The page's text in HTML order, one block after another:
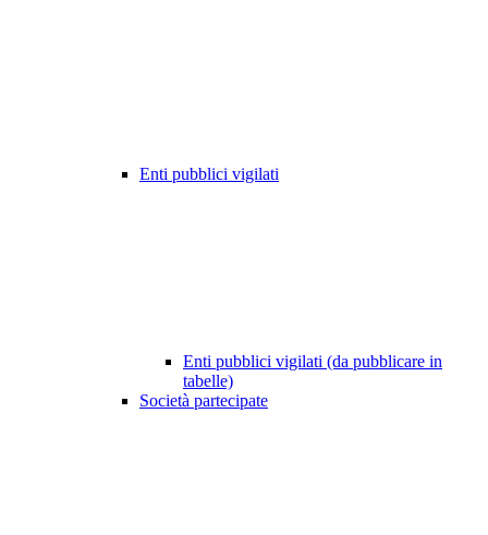
Enti pubblici vigilati
Enti pubblici vigilati (da pubblicare in
tabelle)
Società partecipate